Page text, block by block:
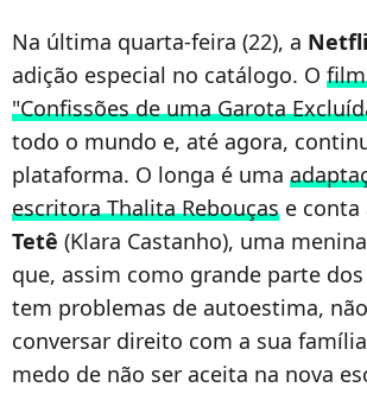
Na última quarta-feira (22), a
adição especial no catálogo. O
"Confissões de uma Garota
todo o mundo e, até agora,
plataforma. O longa é uma
escritora Thalita Rebouças e
Tetê (Klara Castanho), uma
que, assim como grande parte
tem problemas de autoestima,
conversar direito com a sua
medo de não ser aceita na nova